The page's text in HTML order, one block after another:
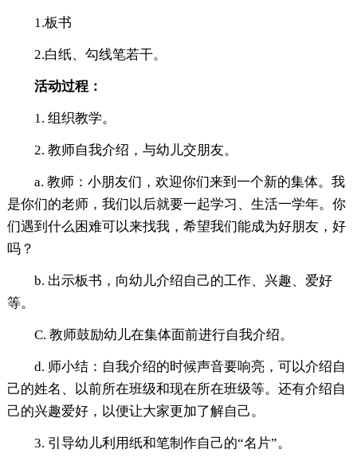
1.板书
2.白纸、勾线笔若干。
活动过程：
1. 组织教学。
2. 教师自我介绍，与幼儿交朋友。
a. 教师：小朋友们，欢迎你们来到一个新的集体。我
是你们的老师，我们以后就要一起学习、生活一学年。你
们遇到什么困难可以来找我，希望我们能成为好朋友，好
吗？
b. 出示板书，向幼儿介绍自己的工作、兴趣、爱好
等。
C. 教师鼓励幼儿在集体面前进行自我介绍。
d. 师小结：自我介绍的时候声音要响亮，可以介绍自
己的姓名、以前所在班级和现在所在班级等。还有介绍自
己的兴趣爱好，以便让大家更加了解自己。
3. 引导幼儿利用纸和笔制作自己的“名片”。